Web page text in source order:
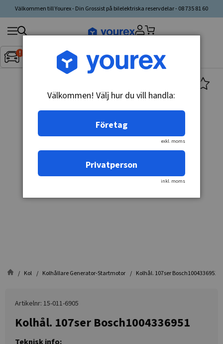
Välkommen till Yourex - Din Grossist på bilelektriska reservdelar - 08 735 81 60
Inget fordon valt▼
Sök
produkt,
tillverkare,
Kol Kolhållare Generator-Startmotor Kolhål. 107ser Bosch1004336951
Artikelnr: 15-011-6905
Kolhål. 107ser Bosch1004336951
Välkommen! Välj hur du vill handla:
Företag
exkl. moms
Privatperson
inkl. moms